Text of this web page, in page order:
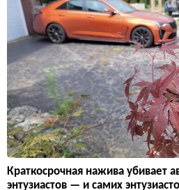
Краткосрочная нажива убивает
энтузиастов — и самих